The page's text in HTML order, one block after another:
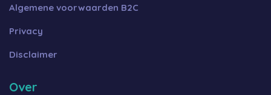
Algemene voorwaarden B2C
Privacy
Disclaimer
Over